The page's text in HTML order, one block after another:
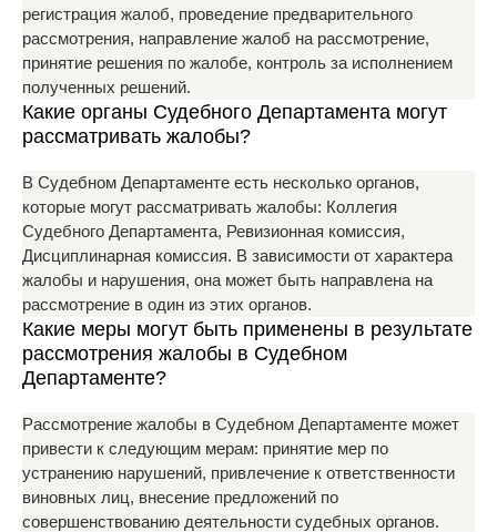
регистрация жалоб, проведение предварительного
рассмотрения, направление жалоб на рассмотрение,
принятие решения по жалобе, контроль за исполнением
полученных решений.
Какие органы Судебного Департамента могут
рассматривать жалобы?
В Судебном Департаменте есть несколько органов,
которые могут рассматривать жалобы: Коллегия
Судебного Департамента, Ревизионная комиссия,
Дисциплинарная комиссия. В зависимости от характера
жалобы и нарушения, она может быть направлена на
рассмотрение в один из этих органов.
Какие меры могут быть применены в результате
рассмотрения жалобы в Судебном
Департаменте?
Рассмотрение жалобы в Судебном Департаменте может
привести к следующим мерам: принятие мер по
устранению нарушений, привлечение к ответственности
виновных лиц, внесение предложений по
совершенствованию деятельности судебных органов.